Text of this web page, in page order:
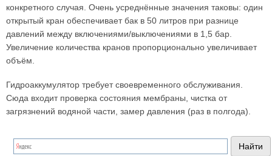
конкретного случая. Очень усреднённые значения таковы: один
открытый кран обеспечивает бак в 50 литров при разнице
давлений между включениями/выключениями в 1,5 бар.
Увеличение количества кранов пропорционально увеличивает
объём.
Гидроаккумулятор требует своевременного обслуживания.
Сюда входит проверка состояния мембраны, чистка от
загрязнений водяной части, замер давления (раз в полгода).